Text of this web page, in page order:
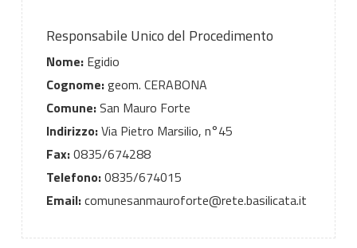
Responsabile Unico del Procedimento
Nome:Egidio
Cognome:geom. CERABONA
Comune:San Mauro Forte
Indirizzo:Via Pietro Marsilio, n°45
Fax:0835/674288
Telefono:0835/674015
Email:comunesanmauroforte@rete.basilicata.it